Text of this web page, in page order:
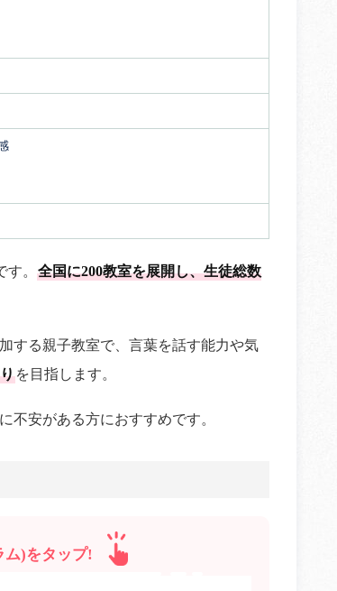
。 全国に200教室を展開し、生徒総数
する親子教室で、言葉を話す能力や気
を目指します。
不安がある方におすすめです。
ム)をタップ!